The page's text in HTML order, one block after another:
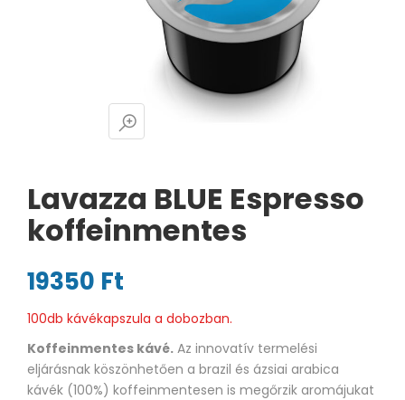
Lavazza BLUE Espresso
koffeinmentes
19350 Ft
100db kávékapszula a dobozban.
Koffeinmentes kávé. Az innovatív termelési
eljárásnak köszönhetően a brazil és ázsiai arabica
kávék (100%) koffeinmentesen is megőrzik aromájukat